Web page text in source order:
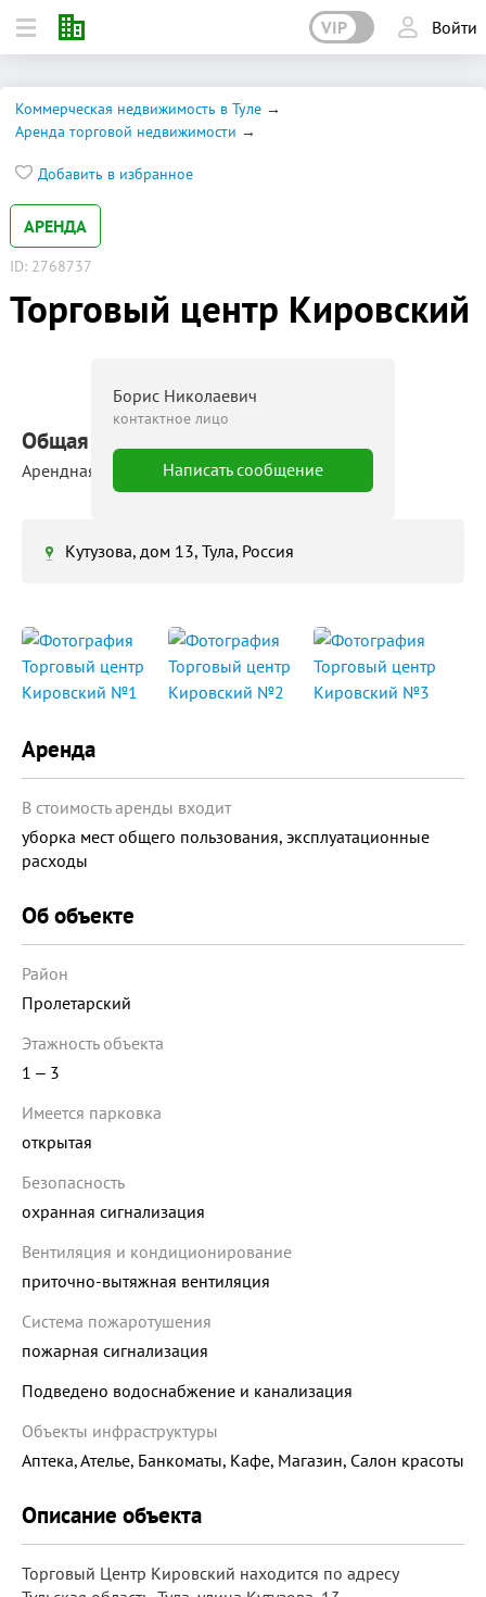
VIP Войти
Коммерческая недвижимость в Туле
Аренда торговой недвижимости
Добавить в избранное
АРЕНДА
ID: 2768737
Торговый центр Кировский
Борис Николаевич
контактное лицо
Написать сообщение
Общая площадь: 6 232 м²
Арендная ставка: 1 200 ‒ 1 500 руб./м²/мес
Кутузова, дом 13, Тула, Россия
Аренда
В стоимость аренды входит
уборка мест общего пользования, эксплуатационные
расходы
Об объекте
Район
Пролетарский
Этажность объекта
1 ‒ 3
Имеется парковка
открытая
Безопасность
охранная сигнализация
Вентиляция и кондиционирование
приточно-вытяжная вентиляция
Система пожаротушения
пожарная сигнализация
Подведено водоснабжение и канализация
Объекты инфраструктуры
Аптека, Ателье, Банкоматы, Кафе, Магазин, Салон красоты
Описание объекта
Торговый Центр Кировский находится по адресу